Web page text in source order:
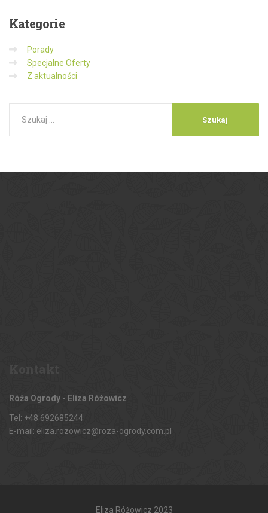
Kategorie
Porady
Specjalne Oferty
Z aktualności
Róża Ogrody - Eliza Różowicz
Tel: +48 692685244
E-mail: eliza.rozowicz@roza-ogrody.com.pl
Eliza Różowicz 2023